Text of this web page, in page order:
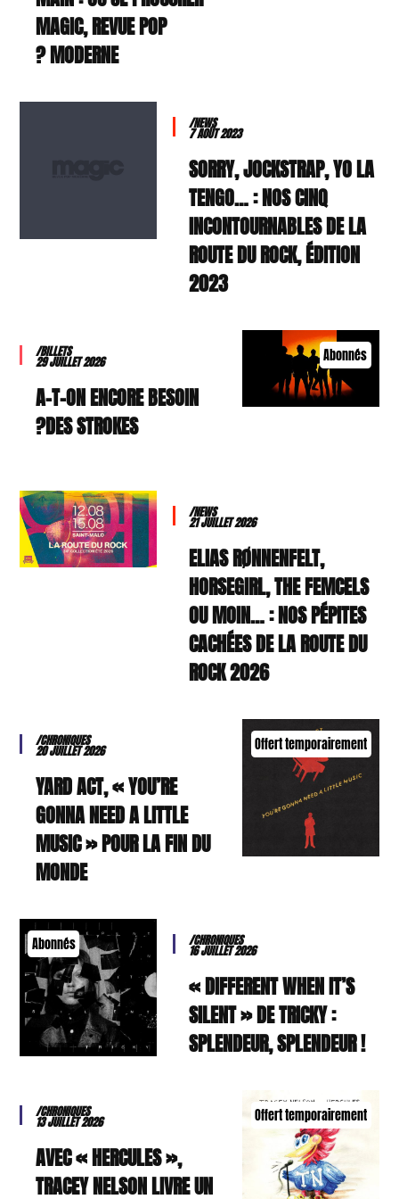
MAGIC, REVUE POP
MODERNE ?
/NEWS
7 AOÛT 2023
SORRY, JOCKSTRAP, YO LA
TENGO… : NOS CINQ
INCONTOURNABLES DE LA
ROUTE DU ROCK, ÉDITION
2023
Abonnés
/BILLETS
29 JUILLET 2026
A-T-ON ENCORE BESOIN
DES STROKES?
/NEWS
21 JUILLET 2026
ELIAS RØNNENFELT,
HORSEGIRL, THE FEMCELS
OU MOIN… : NOS PÉPITES
CACHÉES DE LA ROUTE DU
ROCK 2026
Offert temporairement
/CHRONIQUES
20 JUILLET 2026
YARD ACT, « YOU’RE
GONNA NEED A LITTLE
MUSIC » POUR LA FIN DU
MONDE
Abonnés /CHRONIQUES
16 JUILLET 2026
« DIFFERENT WHEN IT’S
SILENT » DE TRICKY :
SPLENDEUR, SPLENDEUR !
Offert temporairement
/CHRONIQUES
13 JUILLET 2026
AVEC « HERCULES »,
TRACEY NELSON LIVRE UN